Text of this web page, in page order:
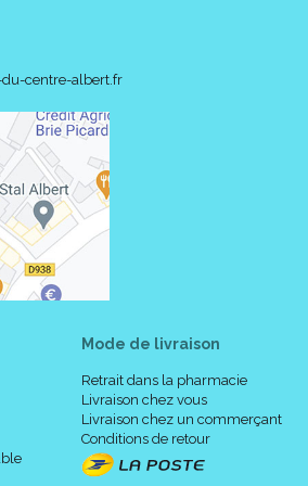
adaptée. De grands trous d’
la peau.
saisir, toujours à la bonne place et bien
le noir.
de la mâchoire – elle s’
la soie. Tétine douce comme la
– douceur à nulle autre pareille.
centre-albert.fr
Mode de livraison
Retrait dans la pharmacie
Livraison chez vous
Livraison chez un commerçant
Conditions de retour